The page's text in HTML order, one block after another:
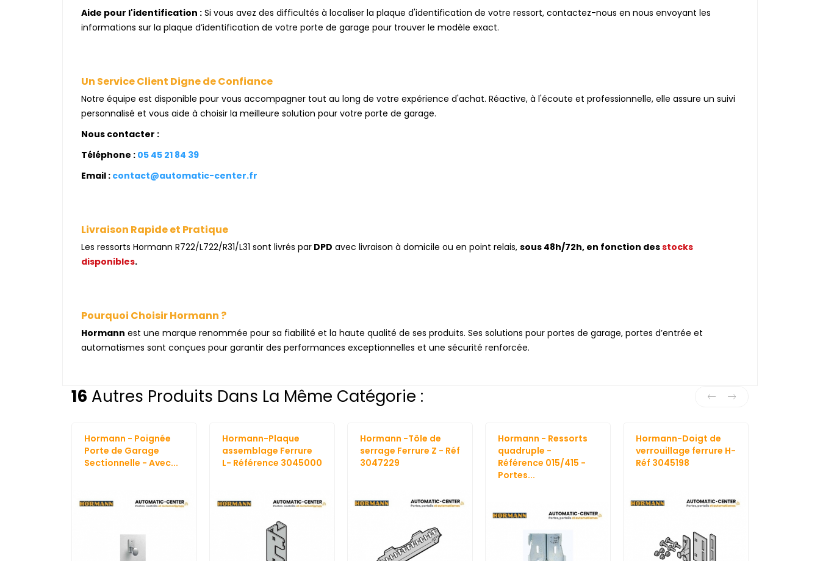
Aide pour l'identification : Si vous avez des difficultés à localiser la plaque d'identification de votre ressort, contactez-nous en nous envoyant les
informations sur la plaque d’identification de votre porte de garage pour trouver le modèle exact.
Un Service Client Digne de Confiance
Notre équipe est disponible pour vous accompagner tout au long de votre expérience d'achat. Réactive, à l'écoute et professionnelle, elle assure un suivi
personnalisé et vous aide à choisir la meilleure solution pour votre porte de garage.
Nous contacter :
Téléphone : 05 45 21 84 39
Email : contact@automatic-center.fr
Livraison Rapide et Pratique
Les ressorts Hormann R722/L722/R31/L31 sont livrés par DPD avec livraison à domicile ou en point relais, sous 48h/72h, en fonction desstocks
disponibles.
Pourquoi Choisir Hormann ?
Hormann est une marque renommée pour sa fiabilité et la haute qualité de ses produits. Ses solutions pour portes de garage, portes d’entrée et
automatismes sont conçues pour garantir des performances exceptionnelles et une sécurité renforcée.
16 Autres Produits Dans La Même Catégorie :
Hormann - Poignée
Porte de Garage
Sectionnelle - Avec...
Hormann-Plaque
assemblage Ferrure
L- Référence 3045000
Hormann -Tôle de
serrage Ferrure Z - Réf
3047229
Hormann - Ressorts
quadruple -
Référence 015/415 -
Portes...
Hormann-Doigt de
verrouillage ferrure H-
Réf 3045198